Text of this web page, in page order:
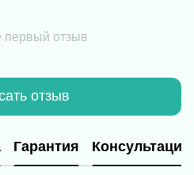
первый отзыв
отзыв
Гарантия Консультация